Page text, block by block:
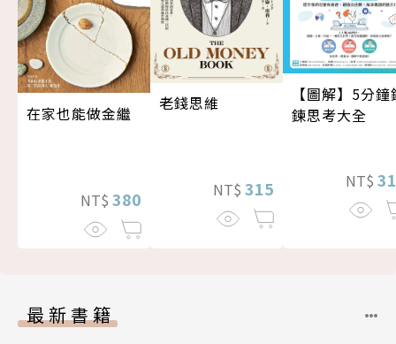
在家也能做金繼
NT$ 380
老錢思維
NT$ 315
【圖解】5分鐘
鍊思考大全
NT$
最新書籍